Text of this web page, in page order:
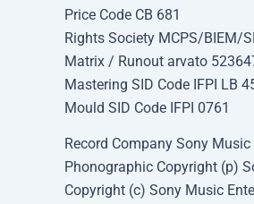
Price Code CB 681
Rights Society MCPS/BIEM/
Matrix / Runout arvato
Mastering SID Code IFPI LB
Mould SID Code IFPI 0761
Record Company Sony
Phonographic Copyright (p)
Copyright (c) Sony Music